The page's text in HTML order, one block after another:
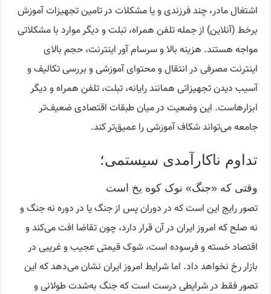
اشتغال مادر، چند فرزندی و یا مشکلات در تامین تجهیزات آموزش
برخط (آنلاین) از جمله تلفن همراه، تبلت و دیگر موارد با مشکلاتی
مواجه هستند. هزینه بالا و سرسام ‌آور اینترنت، حجم بالای
اینترنت مصرفی در انتقال و محتوای آموزشی و بررسی تکالیف و
آسیب دیدن تجهیزاتی همانند رایانه، تبلت، تلفن همراه و دیگر
ابزارهاست. این وضعیت در میان طبقات اقتصادی ضعیف‌تر
جامعه می‌تواند شکاف آموزشی را عمیق‌تر کند.
تداوم ناکارآمدی سیستمی؛
وقتی که «جنگ» نوک کوه یخ است
تصور رایج این است که در دوران پس از جنگ یا در دوره‌ نه جنگ و
نه صلح که امروز ایران در آن قرار دارد، چون تقاضا افت می‌کند و
اقتصاد خسته و فرسوده است، شوک قیمتی عجیب و غریبی در
بازار رخ نخواهد داد. اما شرایط امروز ایران نشان می‌دهد که این
تصور فقط در شرایطی درست است که جنگ به‌شدت طولانی و